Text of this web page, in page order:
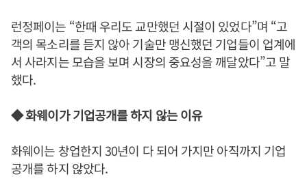
런정페이는 “한때 우리도 교만했던 시절이 있었다”며 “고
객의 목소리를 듣지 않아 기술만 맹신했던 기업들이 업계에
서 사라지는 모습을 보며 시장의 중요성을 깨달았다”고 말
했다.
◆ 화웨이가 기업공개를 하지 않는 이유
화웨이는 창업한지 30년이 다 되어 가지만 아직까지 기업
공개를 하지 않았다.